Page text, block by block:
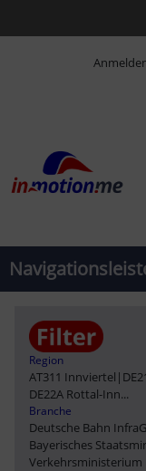
Region
AT311 Innviertel |
DE22A Rottal-Inn...
Branche
Deutsche Bahn
Bayerisches
Verkehrsministerium